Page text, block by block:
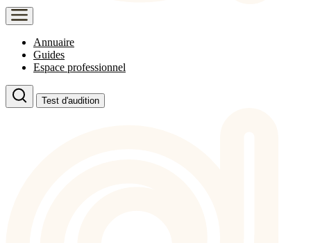
Annuaire
Guides
Espace professionnel
Test d'audition